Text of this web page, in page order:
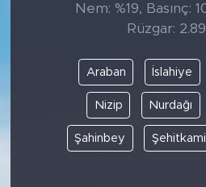
Nem: %19, Basınç:
Rüzgar:
Araban İslahiye
Nizip Nurdağı
Şahinbey Şehitkamil
Bingöl Kaza Haberleri